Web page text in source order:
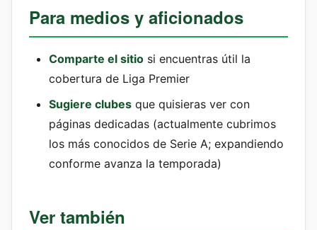
Para medios y aficionados
Comparte el sitio si encuentras útil la
cobertura de Liga Premier
Sugiere clubes que quisieras ver con
páginas dedicadas (actualmente cubrimos
los más conocidos de Serie A; expandiendo
conforme avanza la temporada)
Ver también